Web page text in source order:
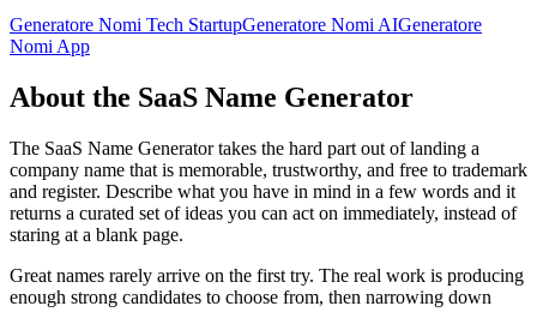
Generatore Nomi Tech StartupGeneratore Nomi AIGeneratore
Nomi App
About the SaaS Name Generator
The SaaS Name Generator takes the hard part out of landing a
company name that is memorable, trustworthy, and free to trademark
and register. Describe what you have in mind in a few words and it
returns a curated set of ideas you can act on immediately, instead of
staring at a blank page.
Great names rarely arrive on the first try. The real work is producing
enough strong candidates to choose from, then narrowing down